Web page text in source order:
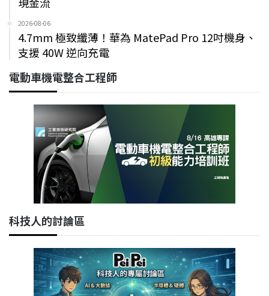
2026-08-06
4.7mm 極致纖薄！華為 MatePad Pro 12吋機身、
支援 40W 逆向充電
電動車機電整合工程師
科技人的討論區